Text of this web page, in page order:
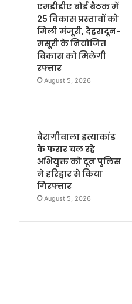
एमडीडीए बोर्ड बैठक में
25 विकास प्रस्तावों को
मिली मंजूरी, देहरादून-
मसूरी के नियोजित
विकास को मिलेगी
रफ्तार
August 5, 2026
बैरागीवाला हत्याकांड
के फरार चल रहे
अभियुक्त को दून पुलिस
ने हरिद्वार से किया
गिरफ्तार
August 5, 2026